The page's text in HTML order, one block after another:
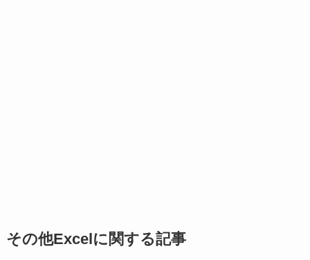
その他Excelに関する記事